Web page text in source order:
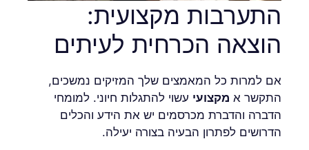
התערבות מקצועית:
הוצאה הכרחית לעיתים
אם למרות כל המאמצים שלך המזיקים נמשכים,
התקשר א מקצועי עשוי להתגלות חיוני. למומחי
הדברה והדברת מכרסמים יש את הידע והכלים
הדרושים לפתרון הבעיה בצורה יעילה.